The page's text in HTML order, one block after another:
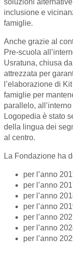
soluzioni
inclusione e
famiglie.
Anche grazie al
Pre-scuola
Usratuna, chiusa
attrezzata per
l’elaborazione di
famiglie per
parallelo,
Logopedia è stato
della lingua dei
al centro.
La Fondazione ha
per l’anno
per l’anno
per l’anno
per l’anno
per l’anno
per l’anno
per l’anno